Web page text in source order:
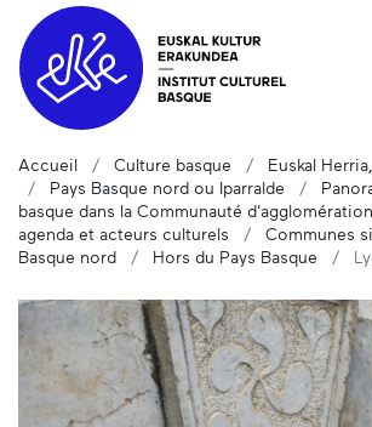
Accueil Culture basque
Euskal
Pays Basque nord ou Iparralde
basque dans la Communauté
agenda et acteurs culturels
Communes
Basque nord
Hors du Pays Basque